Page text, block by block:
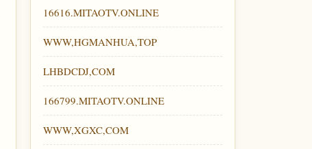
16616.MITAOTV.ONLINE
WWW,HGMANHUA,TOP
LHBDCDJ,COM
166799.MITAOTV.ONLINE
WWW,XGXC,COM